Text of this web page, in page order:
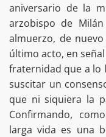
aniversario de la
arzobispo de
almuerzo, de
último acto, en
fraternidad que a lo
suscitar un
que ni siquiera la
Confirmando,
larga vida es una